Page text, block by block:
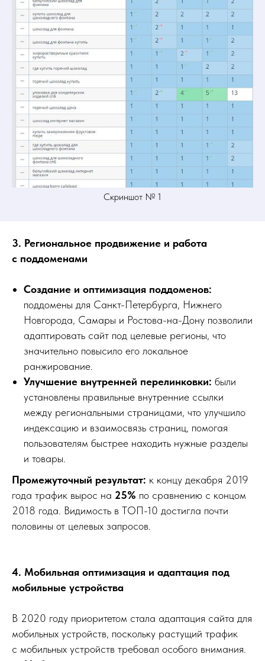
Скриншот № 1
3. Региональное продвижение и работа
с поддоменами
Создание и оптимизация поддоменов:
поддомены для Санкт-Петербурга, Нижнего
Новгорода, Самары и Ростова-на-Дону позволили
адаптировать сайт под целевые регионы, что
значительно повысило его локальное
ранжирование.
Улучшение внутренней перелинковки: были
установлены правильные внутренние ссылки
между региональными страницами, что улучшило
индексацию и взаимосвязь страниц, помогая
пользователям быстрее находить нужные разделы
и товары.
Промежуточный результат: к концу декабря 2019
года трафик вырос на 25% по сравнению с концом
2018 года. Видимость в ТОП-10 достигла почти
половины от целевых запросов.
4. Мобильная оптимизация и адаптация под
мобильные устройства
В 2020 году приоритетом стала адаптация сайта для
мобильных устройств, поскольку растущий трафик
с мобильных устройств требовал особого внимания.